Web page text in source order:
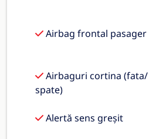
Airbag frontal pasager
Airbaguri cortina (fata/
spate)
Alertă sens greșit